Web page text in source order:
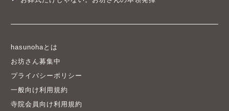
hasunohaとは
お坊さん募集中
プライバシーポリシー
一般向け利用規約
寺院会員向け利用規約